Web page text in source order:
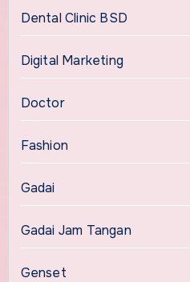
Dental Clinic BSD
Digital Marketing
Doctor
Fashion
Gadai
Gadai Jam Tangan
Genset